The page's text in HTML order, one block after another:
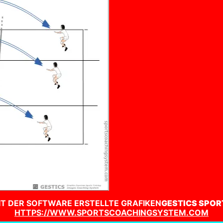
DER SOFTWARE ERSTELLTE GRAFIKENGESTICS
HTTPS://WWW.SPORTSCOACHINGSYSTEM.COM